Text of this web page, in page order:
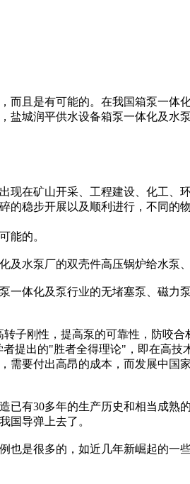
且是有可能的。在我国箱泵一体
城润平供水设备箱泵一体化及水
在矿山开采、工程建设、化工、
稳步开展以及顺利进行，不同的
能的。
水泵厂的双壳件高压锅炉给水泵、
一体化及泵行业的无堵塞泵、磁力
子刚性，提高泵的可靠性，防咬
提出的"胜者全得理论"，即在高技
要付出高昂的成本，而发展中国
已有30多年的生产历史和相当成熟
国导弹上去了。
是很多的，如近几年新崛起的一